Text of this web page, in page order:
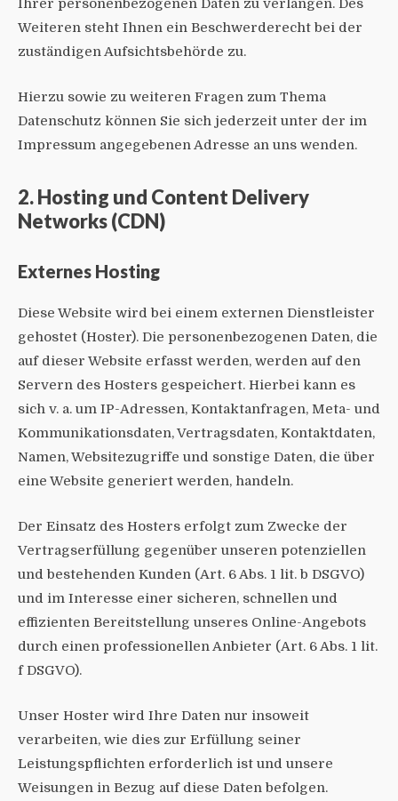
Ihrer personenbezogenen Daten zu verlangen. Des
Weiteren steht Ihnen ein Beschwerderecht bei der
zuständigen Aufsichtsbehörde zu.
Hierzu sowie zu weiteren Fragen zum Thema
Datenschutz können Sie sich jederzeit unter der im
Impressum angegebenen Adresse an uns wenden.
2. Hosting und Content Delivery
Networks (CDN)
Externes Hosting
Diese Website wird bei einem externen Dienstleister
gehostet (Hoster). Die personenbezogenen Daten, die
auf dieser Website erfasst werden, werden auf den
Servern des Hosters gespeichert. Hierbei kann es
sich v. a. um IP-Adressen, Kontaktanfragen, Meta- und
Kommunikationsdaten, Vertragsdaten, Kontaktdaten,
Namen, Websitezugriffe und sonstige Daten, die über
eine Website generiert werden, handeln.
Der Einsatz des Hosters erfolgt zum Zwecke der
Vertragserfüllung gegenüber unseren potenziellen
und bestehenden Kunden (Art. 6 Abs. 1 lit. b DSGVO)
und im Interesse einer sicheren, schnellen und
effizienten Bereitstellung unseres Online-Angebots
durch einen professionellen Anbieter (Art. 6 Abs. 1 lit.
f DSGVO).
Unser Hoster wird Ihre Daten nur insoweit
verarbeiten, wie dies zur Erfüllung seiner
Leistungspflichten erforderlich ist und unsere
Weisungen in Bezug auf diese Daten befolgen.